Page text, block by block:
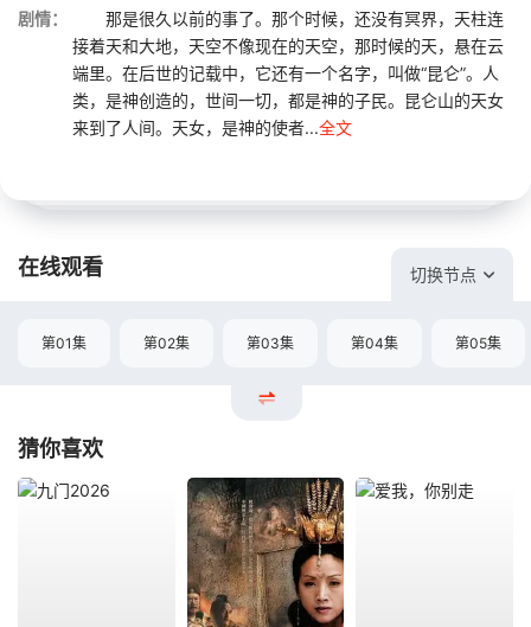
剧情：
那是很久以前的事了。那个时候，还没有冥界，天柱连
接着天和大地，天空不像现在的天空，那时候的天，悬在云
端里。在后世的记载中，它还有一个名字，叫做“昆仑”。人
类，是神创造的，世间一切，都是神的子民。昆仑山的天女
来到了人间。天女，是神的使者...全文
在线观看 切换节点
第01集 第02集 第03集 第04集 第05集
猜你喜欢